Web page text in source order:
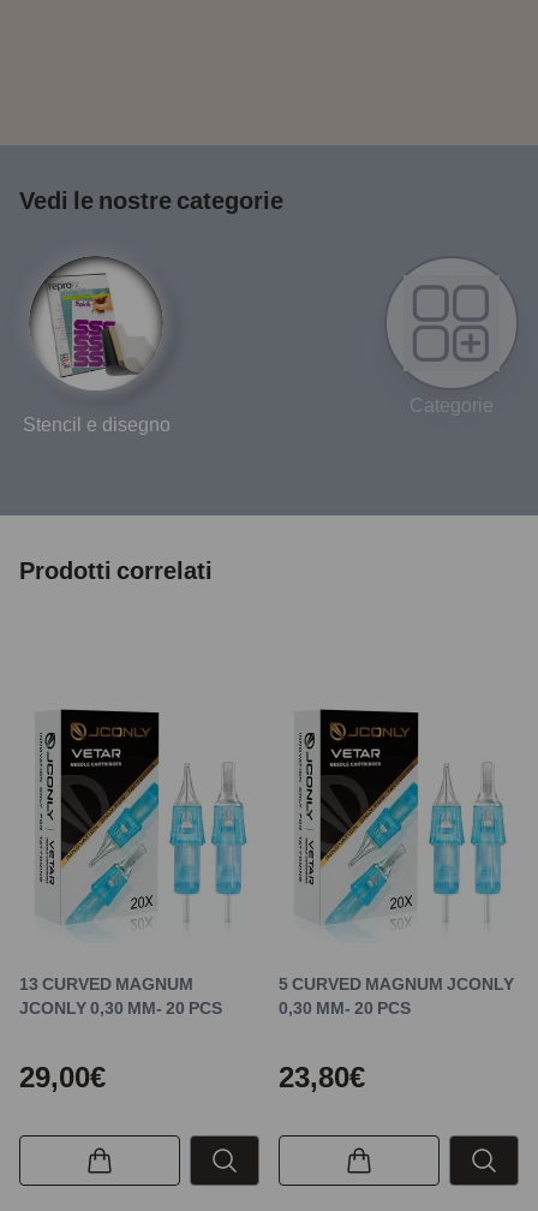
Vedi le nostre categorie
Stencil e disegno
Categorie
Prodotti correlati
13 CURVED MAGNUM
JCONLY 0,30 MM- 20 PCS
29,00€
5 CURVED MAGNUM JCONLY
0,30 MM- 20 PCS
23,80€